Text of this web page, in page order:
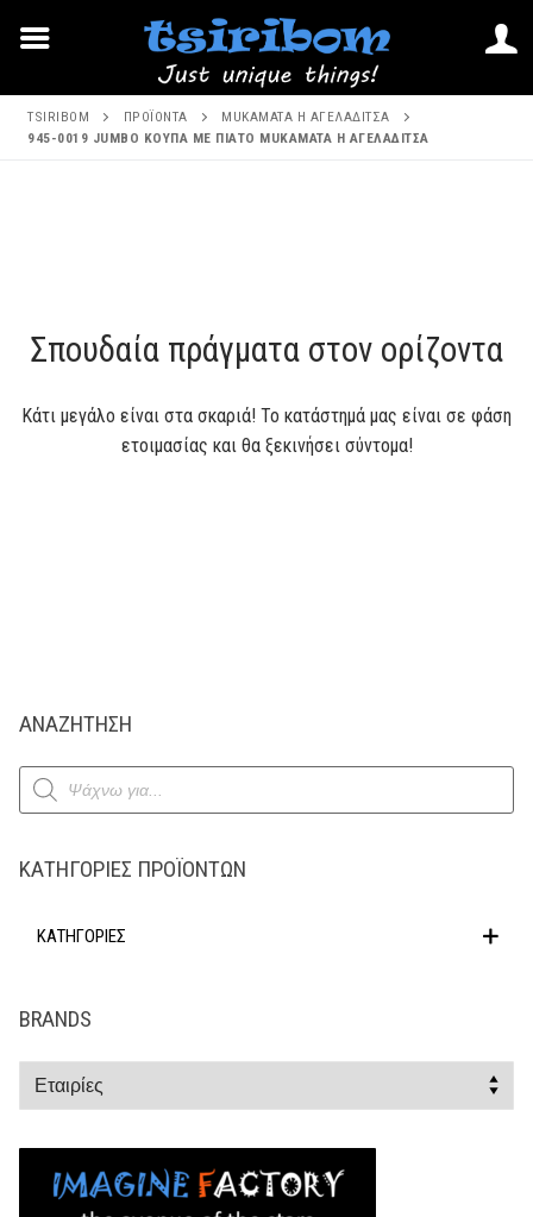
Μετάβαση
TSIRIBOM ΠΡΟΪΌΝΤΑ
MUKAMATA Η ΑΓΕΛΑΔΊΤΣΑ
945-0019 JUMBO ΚΟΥΠΑ ΜΕ ΠΙΑΤΟ MUKAMATA Η ΑΓΕΛΑΔΙΤΣΑ
Σπουδαία πράγματα στον ορίζοντα
Κάτι μεγάλο είναι στα σκαριά! Το κατάστημά μας είναι σε φάση
ετοιμασίας και θα ξεκινήσει σύντομα!
ΑΝΑΖΗΤΗΣΗ
Products
search
ΚΑΤΗΓΟΡΊΕΣ ΠΡΟΪΌΝΤΩΝ
ΚΑΤΗΓΟΡΙΕΣ
BRANDS